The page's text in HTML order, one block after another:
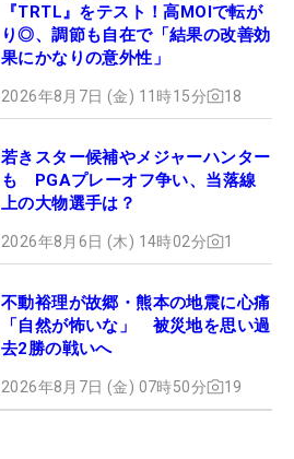
『TRTL』をテスト！高MOIで転が
り◎、調節も自在で「結果の改善効
果にかなりの意外性」
2026年8月7日 (金) 11時15分 18
若きスター候補やメジャーハンター
も PGAプレーオフ争い、当落線
上の大物選手は？
2026年8月6日 (木) 14時02分 1
不動裕理が故郷・熊本の地震に心痛
「自然が怖いな」 被災地を思い過
去2勝の戦いへ
2026年8月7日 (金) 07時50分 19